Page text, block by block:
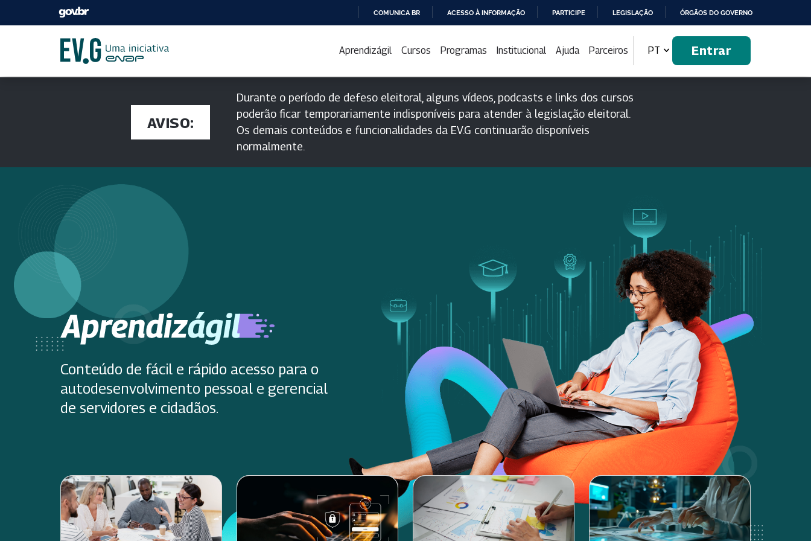
PARA
CONTEÚDO
COMUNICA BR ACESSO À INFORMAÇÃO PARTICIPE LEGISLAÇÃO ÓRGÃOS DO GOVERNO
Aprendizágil Cursos Programas Institucional Ajuda Parceiros PT Entrar
AVISO:
Durante o período de defeso eleitoral, alguns vídeos, podcasts e links dos cursos
poderão ficar temporariamente indisponíveis para atender à legislação eleitoral.
Os demais conteúdos e funcionalidades da EV.G continuarão disponíveis
normalmente.
Conteúdo de fácil e rápido acesso para o
autodesenvolvimento pessoal e gerencial
de servidores e cidadãos.